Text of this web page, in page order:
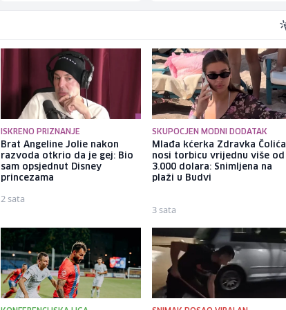
ISKRENO PRIZNANJE
Brat Angeline Jolie nakon
razvoda otkrio da je gej: Bio
sam opsjednut Disney
princezama
2 sata
SKUPOCJEN MODNI DODATAK
Mlađa kćerka Zdravka Čolića
nosi torbicu vrijednu više od
3.000 dolara: Snimljena na
plaži u Budvi
3 sata